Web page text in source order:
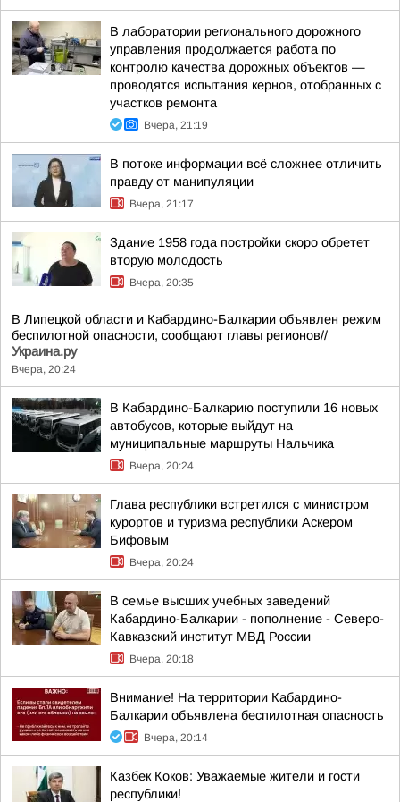
В лаборатории регионального дорожного
управления продолжается работа по
контролю качества дорожных объектов —
проводятся испытания кернов, отобранных с
участков ремонта
Вчера, 21:19
В потоке информации всё сложнее отличить
правду от манипуляции
Вчера, 21:17
Здание 1958 года постройки скоро обретет
вторую молодость
Вчера, 20:35
В Липецкой области и Кабардино-Балкарии объявлен режим
беспилотной опасности, сообщают главы регионов//
Украина.ру
Вчера, 20:24
В Кабардино-Балкарию поступили 16 новых
автобусов, которые выйдут на
муниципальные маршруты Нальчика
Вчера, 20:24
Глава республики встретился с министром
курортов и туризма республики Аскером
Бифовым
Вчера, 20:24
В семье высших учебных заведений
Кабардино-Балкарии - пополнение - Северо-
Кавказский институт МВД России
Вчера, 20:18
Внимание! На территории Кабардино-
Балкарии объявлена беспилотная опасность
Вчера, 20:14
Казбек Коков: Уважаемые жители и гости
республики!